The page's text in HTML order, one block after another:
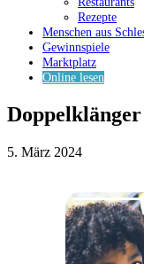
Rezepte
Menschen aus
Gewinnspiele
Marktplatz
Online lesen
Doppelklänger
5. März 2024